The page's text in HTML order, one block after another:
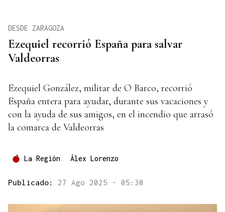
Ezequiel recorrió España para salvar
Valdeorras
DESDE ZARAGOZA
Ezequiel González, militar de O Barco, recorrió
España entera para ayudar, durante sus vacaciones y
con la ayuda de sus amigos, en el incendio que arrasó
la comarca de Valdeorras
La Región Álex Lorenzo
Publicado: 27 Ago 2025 - 05:30